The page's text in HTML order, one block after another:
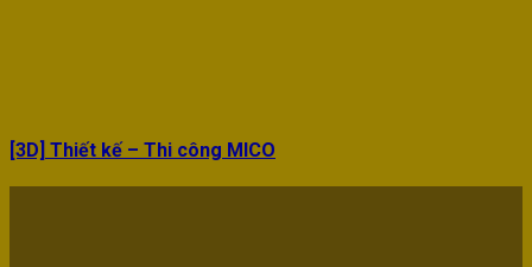
[3D] Thiết kế – Thi công MICO